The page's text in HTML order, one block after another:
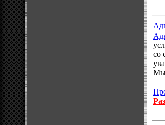
со
Мы